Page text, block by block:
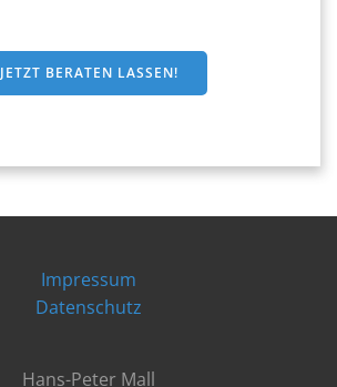
JETZT BERATEN LASSEN!
Impressum
Datenschutz
Hans-Peter Mall